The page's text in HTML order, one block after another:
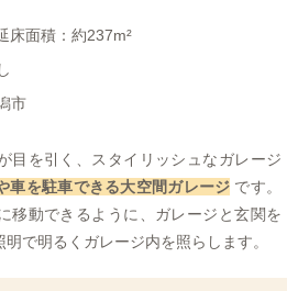
床面積：約237m²
市
目を引く、スタイリッシュなガレージ
車を駐車できる大空間ガレージ です。
移動できるように、ガレージと玄関を
で明るくガレージ内を照らします。